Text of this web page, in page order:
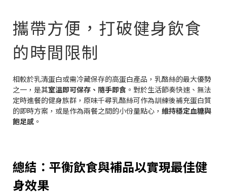
攜帶方便，打破健身飲食
的時間限制
相較於乳清蛋白或需冷藏保存的高蛋白產品，乳酪絲的最大優勢
之一，是其室溫即可保存、隨手即食 。對於生活節奏快速、無法
定時進餐的健身族群，原味千尋乳酪絲可作為訓練後補充蛋白質
的即時方案，或是作為兩餐之間的小份量點心， 維持穩定血糖與
飽足感 。
總結：平衡飲食與補品以實現最佳健
身效果